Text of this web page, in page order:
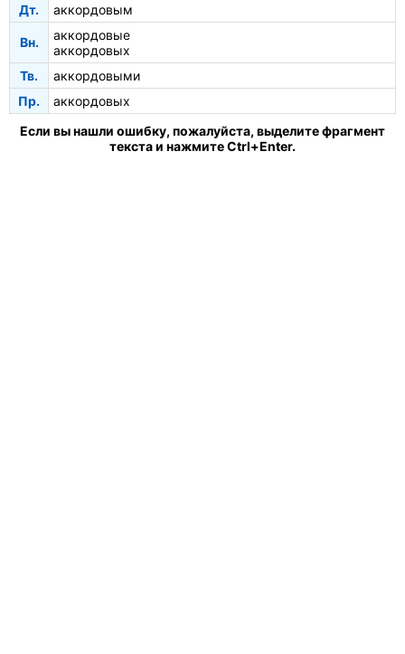
Дт.
аккордовым
Вн.
аккордовые
аккордовых
Тв.
аккордовыми
Пр.
аккордовых
Если вы нашли ошибку, пожалуйста, выделите фрагмент
текста и нажмите Ctrl+Enter.